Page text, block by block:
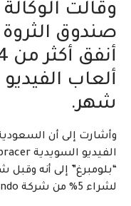
وقالت
صندوق
ألعاب
شهر.
لشراء 5% من شركة Nintendo اليابانية لألعاب الفيديو.